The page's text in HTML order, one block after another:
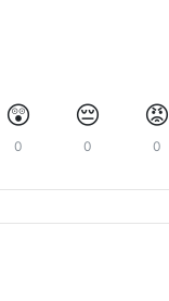
😲
0
😔
0
😡
0